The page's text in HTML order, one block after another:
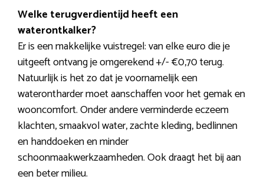
Welke terugverdientijd heeft een
waterontkalker?
Er is een makkelijke vuistregel: van elke euro die je
uitgeeft ontvang je omgerekend +/- €0,70 terug.
Natuurlijk is het zo dat je voornamelijk een
waterontharder moet aanschaffen voor het gemak en
wooncomfort. Onder andere verminderde eczeem
klachten, smaakvol water, zachte kleding, bedlinnen
en handdoeken en minder
schoonmaakwerkzaamheden. Ook draagt het bij aan
een beter milieu.